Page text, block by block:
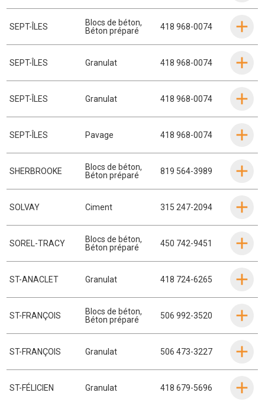
SEPT-ÎLES Blocs de béton,
Béton préparé
418 968-0074
SEPT-ÎLES Granulat 418 968-0074
SEPT-ÎLES Granulat 418 968-0074
SEPT-ÎLES Pavage 418 968-0074
SHERBROOKE Blocs de béton,
Béton préparé
819 564-3989
SOLVAY Ciment 315 247-2094
SOREL-TRACY Blocs de béton,
Béton préparé
450 742-9451
ST-ANACLET Granulat 418 724-6265
ST-FRANÇOIS Blocs de béton,
Béton préparé
506 992-3520
ST-FRANÇOIS Granulat 506 473-3227
ST-FÉLICIEN Granulat 418 679-5696